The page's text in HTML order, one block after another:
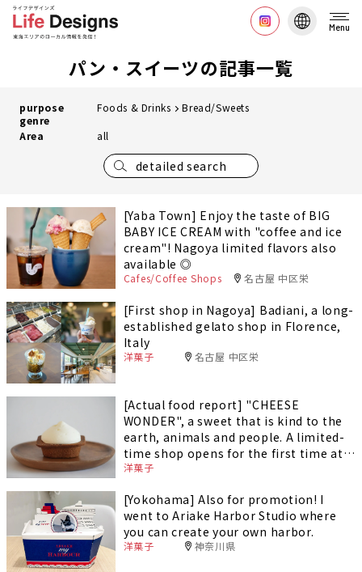
Menu
パン・スイーツの記事一覧
purpose
genre
Foods & Drinks Bread/Sweets
Area all
detailed search
[Yaba Town] Enjoy the taste of BIG
BABY ICE CREAM with "coffee and ice
cream"! Nagoya limited flavors also
available ◎
Cafes/Coffee Shops 名古屋 中区栄
[First shop in Nagoya] Badiani, a long-
established gelato shop in Florence,
Italy
洋菓子 名古屋 中区栄
[Actual food report] "CHEESE
WONDER", a sweet that is kind to the
earth, animals and people. A limited-
time shop opens for the first time at
JR Nagoya Takashimaya!
洋菓子
[Yokohama] Also for promotion! I
went to Ariake Harbor Studio where
you can create your own harbor.
洋菓子 神奈川県